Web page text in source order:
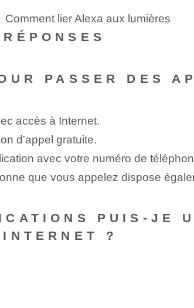
lier Alexa aux lumières
PASSER DES
accès à ‌Internet.
d'appel gratuite.
avec votre numéro de
que vous appelez dispose
PUIS-JE
?